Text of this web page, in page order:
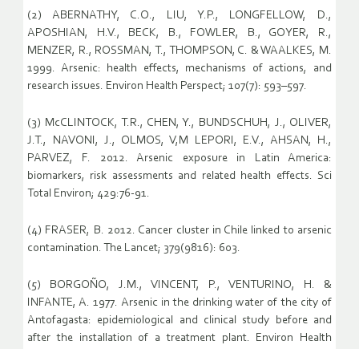
(2) ABERNATHY, C.O., LIU, Y.P., LONGFELLOW, D.,
APOSHIAN, H.V., BECK, B., FOWLER, B., GOYER, R.,
MENZER, R., ROSSMAN, T., THOMPSON, C. & WAALKES, M.
1999. Arsenic: health effects, mechanisms of actions, and
research issues. Environ Health Perspect; 107(7): 593–597.
(3) McCLINTOCK, T.R., CHEN, Y., BUNDSCHUH, J., OLIVER,
J.T., NAVONI, J., OLMOS, V,M LEPORI, E.V., AHSAN, H.,
PARVEZ, F. 2012. Arsenic exposure in Latin America:
biomarkers, risk assessments and related health effects. Sci
Total Environ; 429:76-91.
(4) FRASER, B. 2012. Cancer cluster in Chile linked to arsenic
contamination. The Lancet; 379(9816): 603.
(5) BORGOÑO, J.M., VINCENT, P., VENTURINO, H. &
INFANTE, A. 1977. Arsenic in the drinking water of the city of
Antofagasta: epidemiological and clinical study before and
after the installation of a treatment plant. Environ Health